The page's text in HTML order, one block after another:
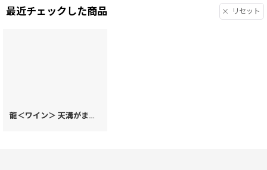
最近チェックした商品 リセット
龍＜ワイン＞ 天溝がま口［t］